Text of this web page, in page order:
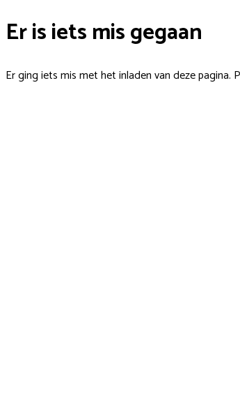
Er is iets mis gegaan
Er ging iets mis met het inladen van deze pagina.